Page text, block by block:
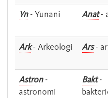
Yn- Yunani Anat-
Ark- Arkeologi Ars-
Astron-
astronomi
Bakt-